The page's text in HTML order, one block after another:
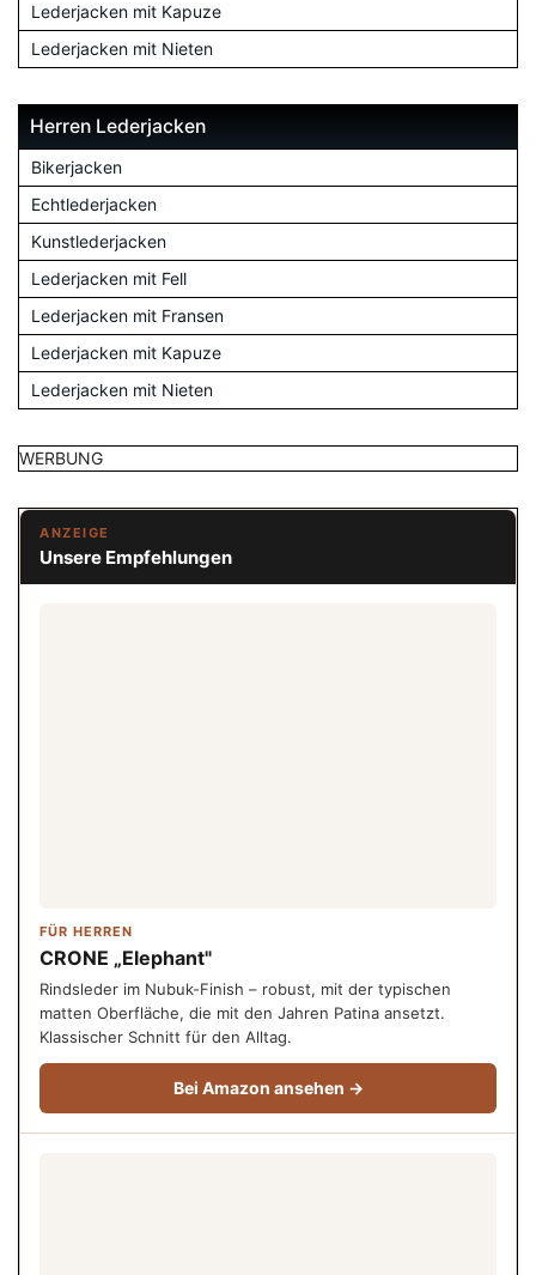
Lederjacken mit Kapuze
Lederjacken mit Nieten
Herren Lederjacken
Bikerjacken
Echtlederjacken
Kunstlederjacken
Lederjacken mit Fell
Lederjacken mit Fransen
Lederjacken mit Kapuze
Lederjacken mit Nieten
WERBUNG
ANZEIGE
Unsere Empfehlungen
FÜR HERREN
CRONE „Elephant"
Rindsleder im Nubuk-Finish – robust, mit der typischen
matten Oberfläche, die mit den Jahren Patina ansetzt.
Klassischer Schnitt für den Alltag.
Bei Amazon ansehen →